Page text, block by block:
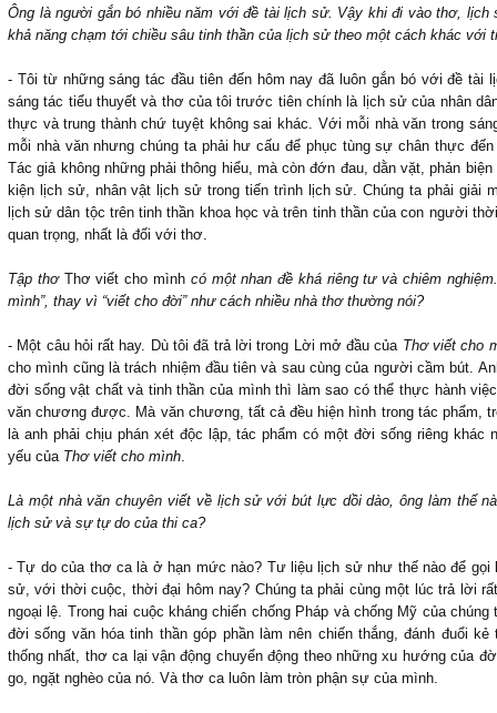
Ông là người gắn bó nhiều năm với đề tài lịch sử. Vậy khi đi vào thơ,
khả năng chạm tới chiều sâu tinh thần của lịch sử theo một cách khác với
- Tôi từ những sáng tác đầu tiên đến hôm nay đã luôn gắn bó với đề tài
sáng tác tiểu thuyết và thơ của tôi trước tiên chính là lịch sử của nhân
thực và trung thành chứ tuyệt không sai khác. Với mỗi nhà văn trong
mỗi nhà văn nhưng chúng ta phải hư cấu để phục tùng sự chân thực
Tác giả không những phải thông hiểu, mà còn đớn đau, dằn vặt, phản
kiện lịch sử, nhân vật lịch sử trong tiến trình lịch sử. Chúng ta phải giải
lịch sử dân tộc trên tinh thần khoa học và trên tinh thần của con người
quan trọng, nhất là đối với thơ.
Tập thơ Thơ viết cho mình có một nhan đề khá riêng tư và chiêm
mình”, thay vì “viết cho đời” như cách nhiều nhà thơ thường nói?
- Một câu hỏi rất hay. Dù tôi đã trả lời trong Lời mở đầu củaThơ viết cho
cho mình cũng là trách nhiệm đầu tiên và sau cùng của người cầm bút.
đời sống vật chất và tinh thần của mình thì làm sao có thể thực hành
văn chương được. Mà văn chương, tất cả đều hiện hình trong tác phẩm,
là anh phải chịu phán xét độc lập, tác phẩm có một đời sống riêng khác
yếu của Thơ viết cho mình.
Là một nhà văn chuyên viết về lịch sử với bút lực dồi dào, ông làm thế
lịch sử và sự tự do của thi ca?
- Tự do của thơ ca là ở hạn mức nào? Tư liệu lịch sử như thế nào để
sử, với thời cuộc, thời đại hôm nay? Chúng ta phải cùng một lúc trả lời
ngoại lệ. Trong hai cuộc kháng chiến chống Pháp và chống Mỹ của
đời sống văn hóa tinh thần góp phần làm nên chiến thắng, đánh đuổi
thống nhất, thơ ca lại vận động chuyển động theo những xu hướng của
go, ngặt nghèo của nó. Và thơ ca luôn làm tròn phận sự của mình.